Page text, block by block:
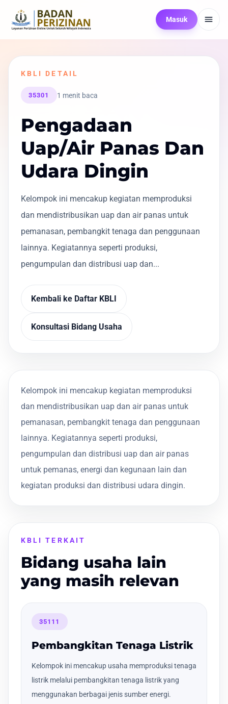
Masuk
KBLI DETAIL
35301 1 menit baca
Pengadaan
Uap/Air Panas Dan
Udara Dingin
Kelompok ini mencakup kegiatan memproduksi
dan mendistribusikan uap dan air panas untuk
pemanasan, pembangkit tenaga dan penggunaan
lainnya. Kegiatannya seperti produksi,
pengumpulan dan distribusi uap dan...
Kembali ke Daftar KBLI
Konsultasi Bidang Usaha
Kelompok ini mencakup kegiatan memproduksi
dan mendistribusikan uap dan air panas untuk
pemanasan, pembangkit tenaga dan penggunaan
lainnya. Kegiatannya seperti produksi,
pengumpulan dan distribusi uap dan air panas
untuk pemanas, energi dan kegunaan lain dan
kegiatan produksi dan distribusi udara dingin.
KBLI TERKAIT
Bidang usaha lain
yang masih relevan
35111
Pembangkitan Tenaga Listrik
Kelompok ini mencakup usaha memproduksi tenaga
listrik melalui pembangkitan tenaga listrik yang
menggunakan berbagai jenis sumber energi.